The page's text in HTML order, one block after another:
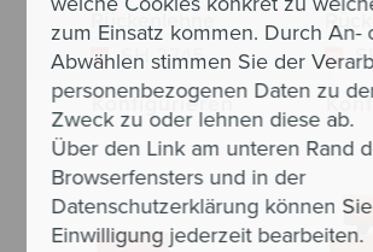
zum Einsatz kommen. Durch An-
Abwählen stimmen Sie der
personenbezogenen Daten zu
Zweck zu oder lehnen diese ab.
Über den Link am unteren Rand
Browserfensters und in der
Datenschutzerklärung können
Einwilligung jederzeit bearbeiten.
Rückenlehne
SH 2745
Konfigurieren